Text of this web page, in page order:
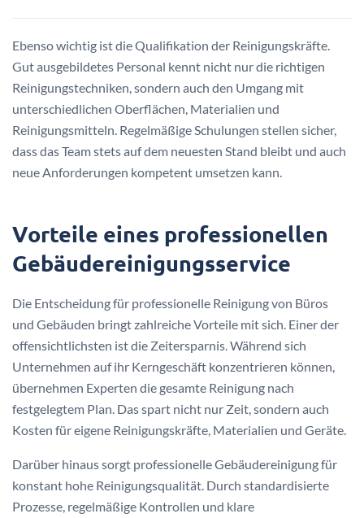
Ebenso wichtig ist die Qualifikation der Reinigungskräfte.
Gut ausgebildetes Personal kennt nicht nur die richtigen
Reinigungstechniken, sondern auch den Umgang mit
unterschiedlichen Oberflächen, Materialien und
Reinigungsmitteln. Regelmäßige Schulungen stellen sicher,
dass das Team stets auf dem neuesten Stand bleibt und auch
neue Anforderungen kompetent umsetzen kann.
Vorteile eines professionellen
Gebäudereinigungsservice
Die Entscheidung für professionelle Reinigung von Büros
und Gebäuden bringt zahlreiche Vorteile mit sich. Einer der
offensichtlichsten ist die Zeitersparnis. Während sich
Unternehmen auf ihr Kerngeschäft konzentrieren können,
übernehmen Experten die gesamte Reinigung nach
festgelegtem Plan. Das spart nicht nur Zeit, sondern auch
Kosten für eigene Reinigungskräfte, Materialien und Geräte.
Darüber hinaus sorgt professionelle Gebäudereinigung für
konstant hohe Reinigungsqualität. Durch standardisierte
Prozesse, regelmäßige Kontrollen und klare